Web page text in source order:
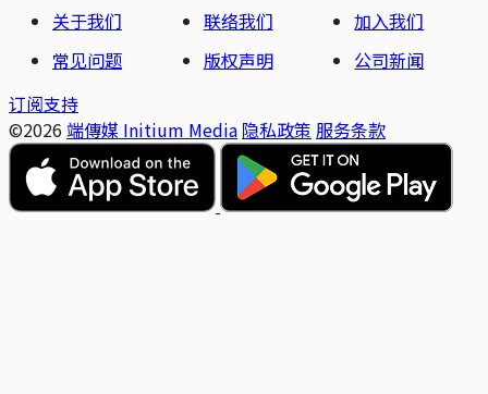
关于我们
联络我们
加入我们
常见问题
版权声明
公司新闻
订阅支持
©2026 端傳媒 Initium Media 隐私政策 服务条款